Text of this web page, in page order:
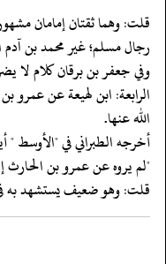
‏‏‏‏قلت: وهما ثقتان إمامان
رجال مسلم؛ غير محمد بن آدم
‏‏‏‏وفي جعفر بن برقان كلام لا
‏‏‏‏الرابعة: ابن لهيعة عن عمرو
الله عنها.
‏‏‏‏أخرجه الطبراني في "الأوسط " أيضاً (1/235/
‏‏‏‏"لم يروه عن عمرو بن الحارث
‏‏‏‏قلت: وهو ضعيف يستشهد به في